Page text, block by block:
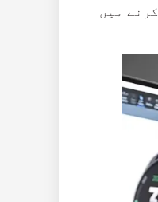
میں